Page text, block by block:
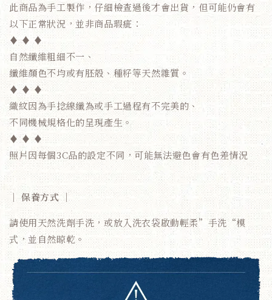
此商品為手工製作，仔細檢查過後才會出貨，但可能仍會有
以下正常狀況，並非商品瑕疵：
♦ ♦ ♦
自然纖維粗細不一、
纖維顏色不均或有胚殼、種籽等天然雜質。
♦ ♦ ♦
織紋因為手捻線纖為或手工過程有不完美的、
不同機械規格化的呈現產生。
♦ ♦ ♦
照片因每個3C品的設定不同，可能無法避色會有色差情況
｜ 保養方式 ｜
請使用天然洗劑手洗，或放入洗衣袋啟動輕柔”手洗“模
式，並自然晾乾。